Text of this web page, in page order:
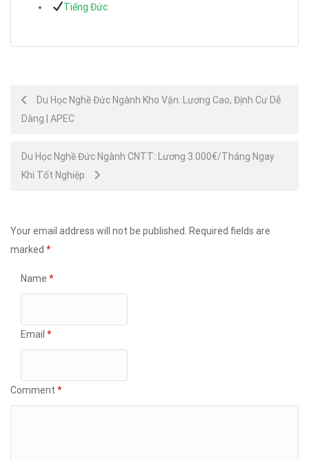
Tiếng Đức
Post
navigation
Du Học Nghề Đức Ngành Kho Vận: Lương Cao, Định Cư Dễ
Dàng | APEC
Du Học Nghề Đức Ngành CNTT: Lương 3.000€/Tháng Ngay
Khi Tốt Nghiệp
Your email address will not be published.
Required fields are
marked *
Name *
Email *
Comment *